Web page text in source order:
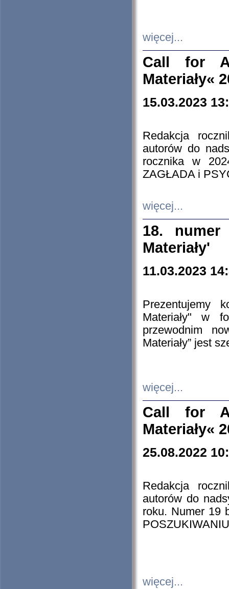
więcej...
Call for
Materiały«
15.03.2023
Redakcja
autorów do
rocznika w
ZAGŁADA i
więcej...
18. numer
Materiały'
11.03.2023
Prezentujemy
Materiały" w
przewodnim
Materiały” jest
więcej...
Call for
Materiały«
25.08.2022
Redakcja
autorów do
roku. Numer 19
więcej...